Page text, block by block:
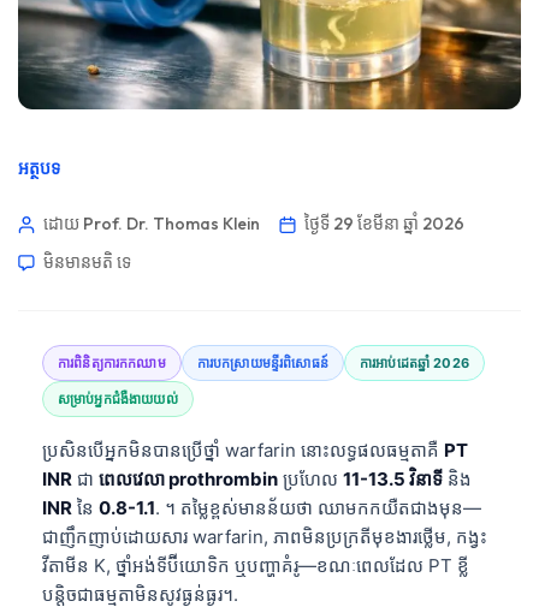
អត្ថបទ
ដោយ Prof. Dr. Thomas Klein
ថ្ងៃទី 29 ខែមីនា ឆ្នាំ 2026
មិនមាន​មតិ​ ទេ
ការពិនិត្យការកកឈាម ការបកស្រាយមន្ទីរពិសោធន៍ ការអាប់ដេតឆ្នាំ 2026
សម្រាប់អ្នកជំងឺងាយយល់
ប្រសិនបើអ្នកមិនបានប្រើថ្នាំ warfarin នោះលទ្ធផលធម្មតាគឺ PT
INR ជា ពេលវេលា prothrombin ប្រហែល 11-13.5 វិនាទី និង
INR នៃ 0.8-1.1. ។ តម្លៃខ្ពស់មានន័យថា ឈាមកកយឺតជាងមុន—
ជាញឹកញាប់ដោយសារ warfarin, ភាពមិនប្រក្រតីមុខងារថ្លើម, កង្វះ
វីតាមីន K, ថ្នាំអង់ទីប៊ីយោទិក ឬបញ្ហាគំរូ—ខណៈពេលដែល PT ខ្លី
បន្តិចជាធម្មតាមិនសូវធ្ងន់ធ្ងរ។.